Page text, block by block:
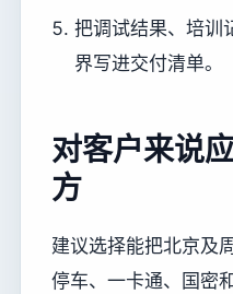
把调试结果、培训
界写进交付清单。
对客户来说
方
建议选择能把北京及
停车、一卡通、国密